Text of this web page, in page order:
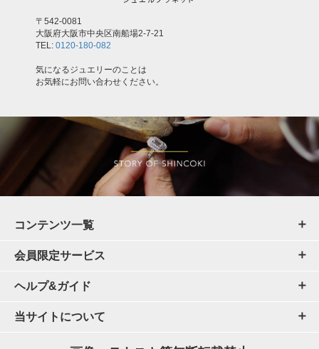
〒542-0081
大阪府大阪市中央区南船場2-7-21
TEL: 0120-180-082
気になるジュエリーのことは
お気軽にお問い合わせください。
コンテンツ一覧
会員限定サービス
ヘルプ&ガイド
当サイトについて